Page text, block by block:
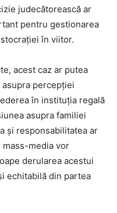
judecătorească ar
pentru gestionarea
în viitor.
acest caz ar putea
percepției
în instituția regală
asupra familiei
și responsabilitatea ar
mass-media vor
derularea acestui
echitabilă din partea